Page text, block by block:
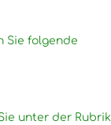
Sie folgende
unter der Rubrik